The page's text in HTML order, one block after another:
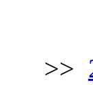
>>